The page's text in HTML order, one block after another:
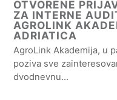
OTVORENE
ZA INTERNE
AGROLINK
ADRIATICA
AgroLink Akademija, u
poziva sve
dvodnevnu…